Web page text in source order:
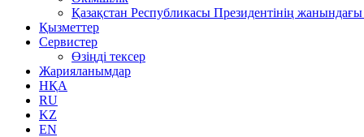
Қазақстан Республикасы Президентінің
Қызметтер
Сервистер
Өзіңді тексер
Жарияланымдар
НҚА
RU
KZ
EN